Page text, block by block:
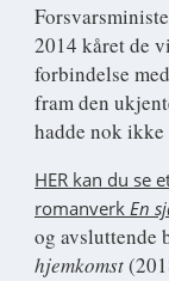
2014 kåret de
forbindelse
fram den
hadde nok
HER kan du se
romanverk En
og avsluttende
hjemkomst